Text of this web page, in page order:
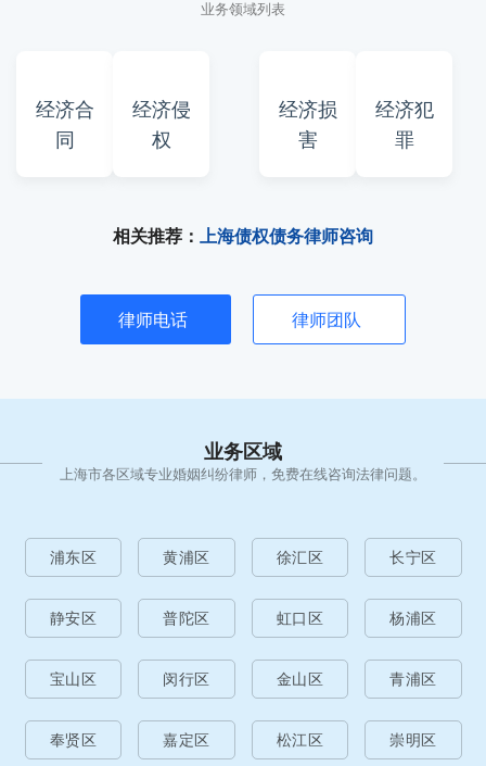
业务领域列表
经济合
同
经济侵
权
经济损
害
经济犯
罪
相关推荐： 上海债权债务律师咨询
律师电话 律师团队
业务区域
上海市各区域专业婚姻纠纷律师，免费在线咨询法律问题。
浦东区 黄浦区 徐汇区 长宁区
静安区 普陀区 虹口区 杨浦区
宝山区 闵行区 金山区 青浦区
奉贤区 嘉定区 松江区 崇明区